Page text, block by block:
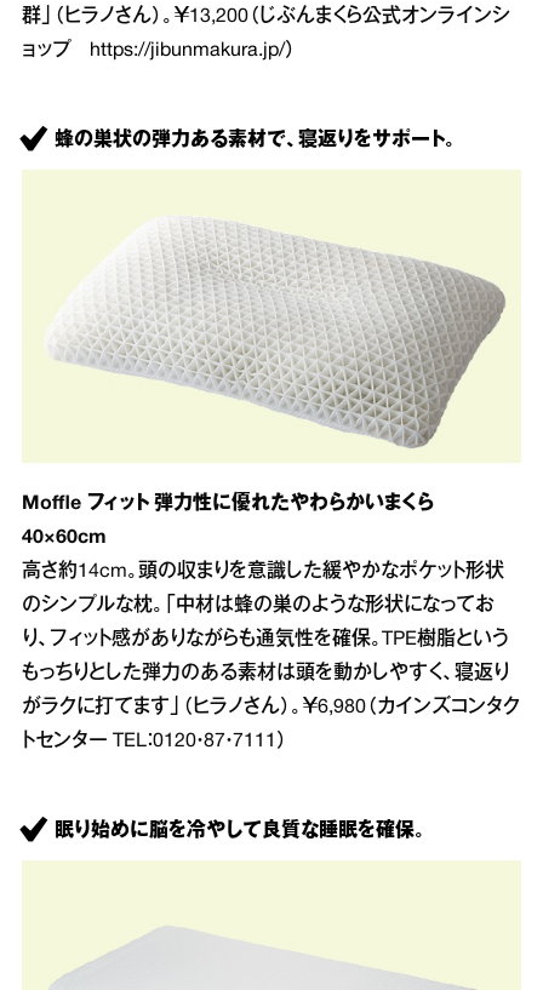
群」（ヒラノさん）。￥13,200（じぶんまくら公式オンラインシ
ョップ
https://jibunmakura.jp/）
蜂の巣状の弾力ある素材で、寝返りをサポート。
Moffle フィット 弾力性に優れたやわらかいまくら
40×60cm
高さ約14cm。頭の収まりを意識した緩やかなポケット形状
のシンプルな枕。「中材は蜂の巣のような形状になってお
り、フィット感がありながらも通気性を確保。TPE樹脂という
もっちりとした弾力のある素材は頭を動かしやすく、寝返り
がラクに打てます」（ヒラノさん）。￥6,980（カインズコンタク
トセンター TEL：0120・87・7111）
眠り始めに脳を冷やして良質な睡眠を確保。